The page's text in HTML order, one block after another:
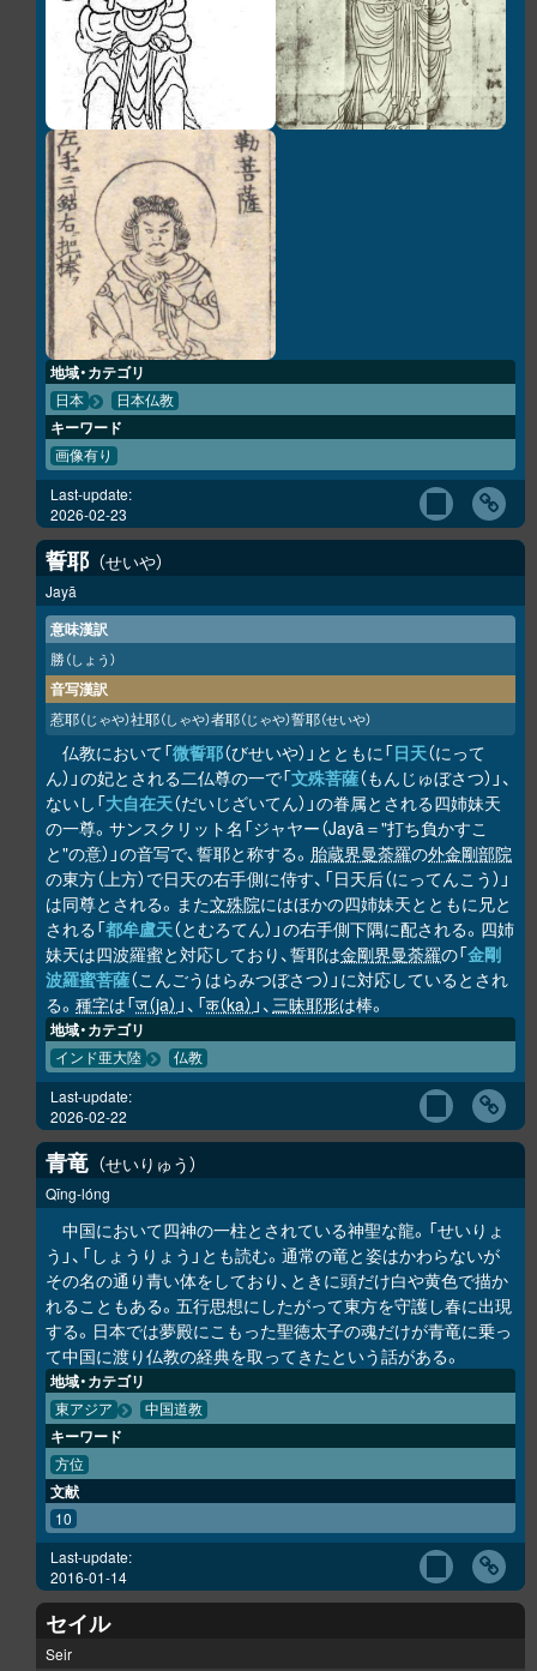
地域・カテゴリ
日本 日本仏教
キーワード
画像有り
Last-update:
2026-02-23
誓耶 せいや
Jayā
意味漢訳
勝（しょう）
音写漢訳
惹耶（じゃや）社耶（しゃや）者耶（じゃや）誓耶（せいや）
仏教において「微誓耶（びせいや）」とともに「日天（にって
ん）」の妃とされる二仏尊の一で「文殊菩薩（もんじゅぼさつ）」、
ないし「大自在天（だいじざいてん）」の眷属とされる四姉妹天
の一尊。サンスクリット名「ジャヤー（Jayā＝"打ち負かすこ
と"の意）」の音写で、誓耶と称する。 胎蔵界曼荼羅の外金剛部院
の東方（上方）で日天の右手側に侍す、「日天后（にってんこう）」
は同尊とされる。また文殊院にはほかの四姉妹天とともに兄と
される「都牟盧天（とむろてん）」の右手側下隅に配される。四姉
妹天は四波羅蜜と対応しており、誓耶は金剛界曼荼羅の「金剛
波羅蜜菩薩（こんごうはらみつぼさつ）」に対応しているとされ
る。 種字は「ज（ja） 」、「क（ka） 」、三昧耶形は棒。
地域・カテゴリ
インド亜大陸 仏教
Last-update:
2026-02-22
青竜 せいりゅう
Qīng-lóng
中国において四神の一柱とされている神聖な龍。「せいりょ
う」、「しょうりょう」とも読む。通常の竜と姿はかわらないが
その名の通り青い体をしており、ときに頭だけ白や黄色で描か
れることもある。五行思想にしたがって東方を守護し春に出現
する。日本では夢殿にこもった聖徳太子の魂だけが青竜に乗っ
て中国に渡り仏教の経典を取ってきたという話がある。
地域・カテゴリ
東アジア 中国道教
キーワード
方位
文献
10
Last-update:
2016-01-14
セイル
Seir